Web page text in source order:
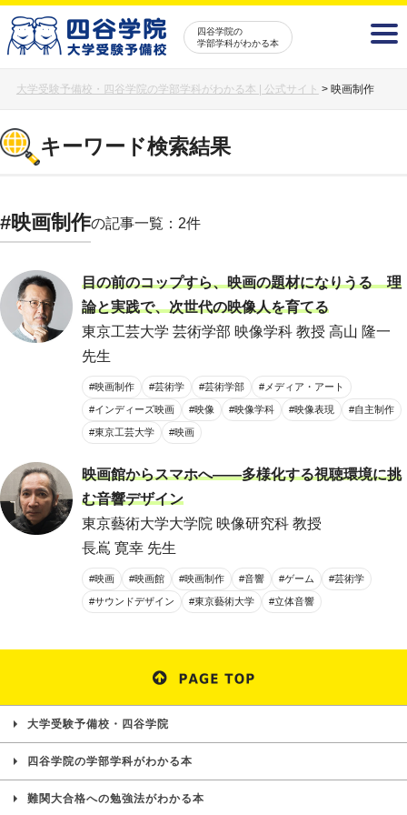
四谷学院の
学部学科がわかる本
大学受験予備校・四谷学院の学部学科がわかる本 | 公式サイト > 映画制作
キーワード検索結果
#映画制作の記事一覧：2件
目の前のコップすら、映画の題材になりうる 理
論と実践で、次世代の映像人を育てる
東京工芸大学 芸術学部 映像学科 教授 高山 隆一
先生
#映画制作 #芸術学 #芸術学部 #メディア・アート
#インディーズ映画 #映像 #映像学科 #映像表現 #自主制作
#東京工芸大学 #映画
映画館からスマホへ――多様化する視聴環境に挑
む音響デザイン
東京藝術大学大学院 映像研究科 教授
長嶌 寛幸 先生
#映画 #映画館 #映画制作 #音響 #ゲーム #芸術学
#サウンドデザイン #東京藝術大学 #立体音響
大学受験予備校・四谷学院
四谷学院の学部学科がわかる本
難関大合格への勉強法がわかる本